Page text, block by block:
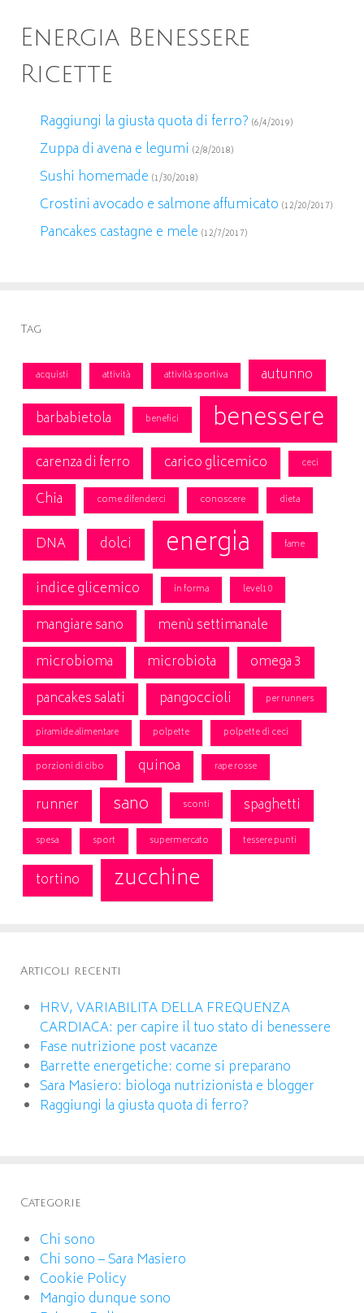
Energia Benessere
Ricette
Raggiungi la giusta quota di ferro? (6/4/2019)
Zuppa di avena e legumi (2/8/2018)
Sushi homemade (1/30/2018)
Crostini avocado e salmone affumicato (12/20/2017)
Pancakes castagne e mele (12/7/2017)
Tag
acquisti attività attività sportiva
autunno
barbabietola
benefici benessere
carenza di ferro carico glicemico ceci
Chia come difenderci conoscere dieta
DNA dolci energia fame
indice glicemico in forma level10
mangiare sano
menù settimanale
microbioma
microbiota
omega 3
pancakes salati
pangoccioli per runners
piramide alimentare polpette polpette di ceci
porzioni di cibo quinoa rape rosse
runner sano sconti spaghetti
spesa sport supermercato tessere punti
tortino zucchine
Articoli recenti
HRV, VARIABILITA DELLA FREQUENZA
CARDIACA: per capire il tuo stato di benessere
Fase nutrizione post vacanze
Barrette energetiche: come si preparano
Sara Masiero: biologa nutrizionista e blogger
Raggiungi la giusta quota di ferro?
Categorie
Chi sono
Chi sono – Sara Masiero
Cookie Policy
Mangio dunque sono